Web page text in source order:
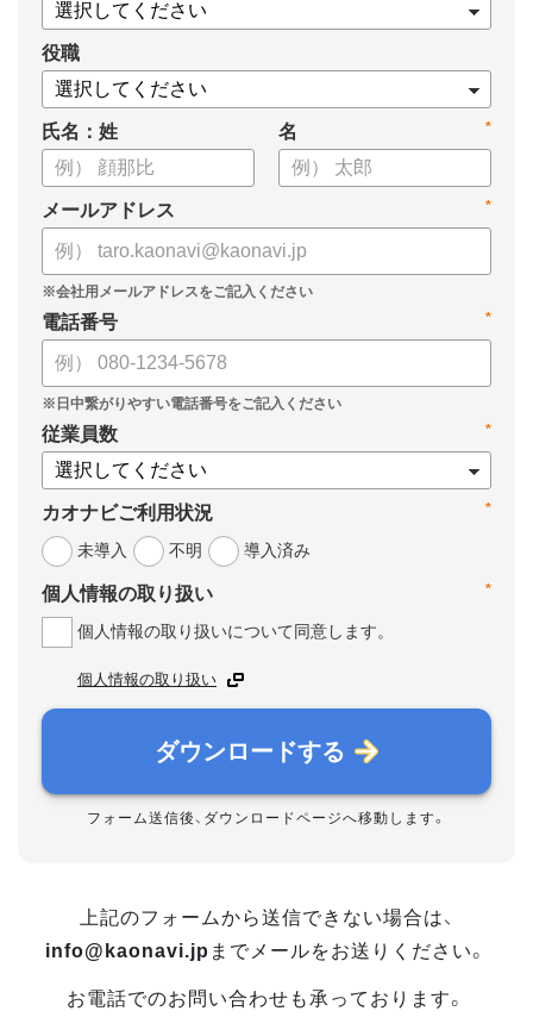
についてまとめましたので、ぜひお役立てください。
役職
氏名：姓 *
名
*
メールアドレス
*
電話番号
*
従業員数
*
カオナビご利用状況
未導入
不明 導入済み
*
個人情報の取り扱い
個人情報の取り扱いについて同意します。
個人情報の取り扱い
ダウンロードする
フォーム送信後、ダウンロードページへ移動します。
上記のフォームから送信できない場合は、
info@kaonavi.jp までメールをお送りください。
お電話でのお問い合わせも承っております。